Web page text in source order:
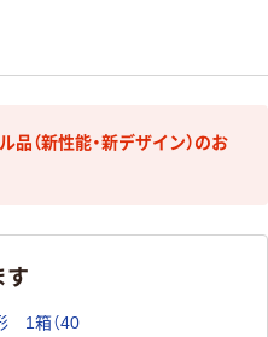
（新性能・新デザイン）のお
す
1箱（40